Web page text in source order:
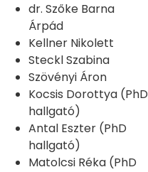
dr. Szőke Barna
Árpád
Kellner Nikolett
Steckl Szabina
Szövényi Áron
Kocsis Dorottya (PhD
hallgató)
Antal Eszter (PhD
hallgató)
Matolcsi Réka (PhD